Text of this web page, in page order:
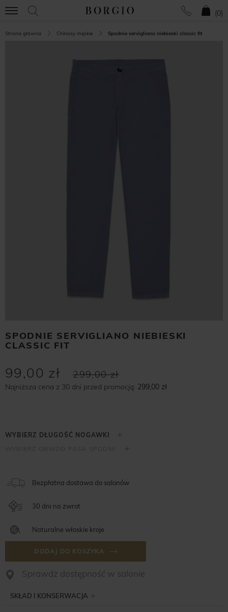
(0)
Strona główna Chinosy męskie Spodnie servigliano niebieski classic fit
SPODNIE SERVIGLIANO NIEBIESKI
CLASSIC FIT
299,00 zł
99,00 zł
Najniższa cena z 30 dni przed promocją: 299,00 zł
Bezpłatna dostawa do salonów
30 dni na zwrot
Naturalne włoskie kroje
DODAJ DO KOSZYKA
Sprawdż dostępność w salonie
SKŁAD I KONSERWACJA